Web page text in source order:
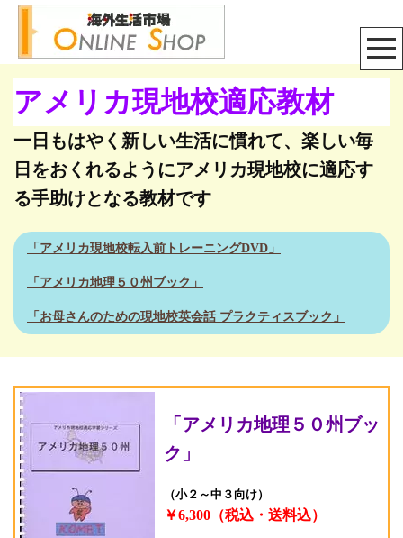
アメリカ現地校適応教材
一日もはやく新しい生活に慣れて、楽しい毎
日をおくれるようにアメリカ現地校に適応す
る手助けとなる教材です
「アメリカ現地校転入前トレーニングDVD」
「アメリカ地理５０州ブック」
「お母さんのための現地校英会話 プラクティスブック」
「アメリカ地理５０州ブッ
ク」
（小２～中３向け）
￥6,300（税込・送料込）